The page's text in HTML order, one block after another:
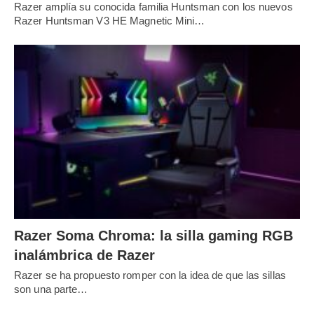
Razer amplía su conocida familia Huntsman con los nuevos
Razer Huntsman V3 HE Magnetic Mini…
Razer Soma Chroma: la silla gaming RGB
inalámbrica de Razer
Razer se ha propuesto romper con la idea de que las sillas
son una parte…